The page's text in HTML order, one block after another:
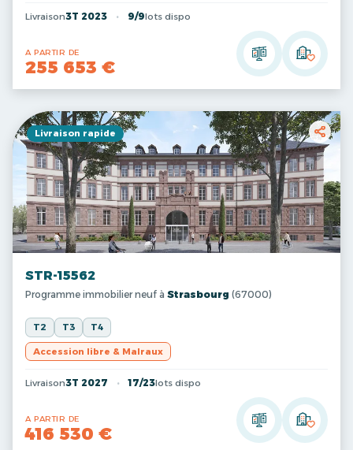
Livraison3T 2023 9/9lots dispo
A PARTIR DE
255 653 €
Livraison rapide
STR-15562
Programme immobilier neuf à Strasbourg (67000)
T2 T3 T4
Accession libre & Malraux
Livraison3T 2027 17/23lots dispo
A PARTIR DE
416 530 €